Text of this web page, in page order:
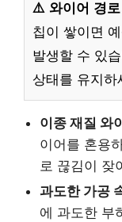
⚠️ 와이어 경로
칩이 쌓이면
발생할 수 있
상태를 유지하
이종 재질 와
이어를 혼용
로 끊김이 잦
과도한 가공
에 과도한 부